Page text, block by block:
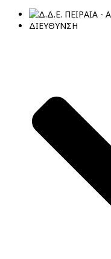
ΔΙΕΥΘΥΝΣΗ